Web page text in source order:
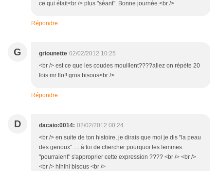
ce qui était<br /> plus "séant". Bonne journée.<br />
Répondre
G griounette 02/02/2012 10:25
<br /> est ce que les coudes mouillent????allez on répète 20
fois mr flo!! gros bisous<br />
Répondre
D dacaio:0014: 02/02/2012 00:24
<br /> en suite de ton histoire, je dirais que moi je dis "la peau
des genoux" .... à toi de chercher pourquoi les femmes
"pourraient" s'approprier cette expression ???? <br /> <br />
<br /> hihihi bisous <br />